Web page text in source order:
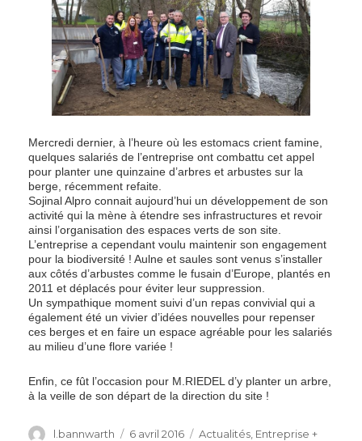
Mercredi dernier, à l’heure où les estomacs crient famine,
quelques salariés de l’entreprise ont combattu cet appel
pour planter une quinzaine d’arbres et arbustes sur la
berge, récemment refaite.
Sojinal Alpro connait aujourd’hui un développement de son
activité qui la mène à étendre ses infrastructures et revoir
ainsi l’organisation des espaces verts de son site.
L’entreprise a cependant voulu maintenir son engagement
pour la biodiversité ! Aulne et saules sont venus s’installer
aux côtés d’arbustes comme le fusain d’Europe, plantés en
2011 et déplacés pour éviter leur suppression.
Un sympathique moment suivi d’un repas convivial qui a
également été un vivier d’idées nouvelles pour repenser
ces berges et en faire un espace agréable pour les salariés
au milieu d’une flore variée !
Enfin, ce fût l’occasion pour M.RIEDEL d’y planter un arbre,
à la veille de son départ de la direction du site !
Author
l.bannwarth
Posted
6 avril 2016 Categories
Actualités Entreprise +